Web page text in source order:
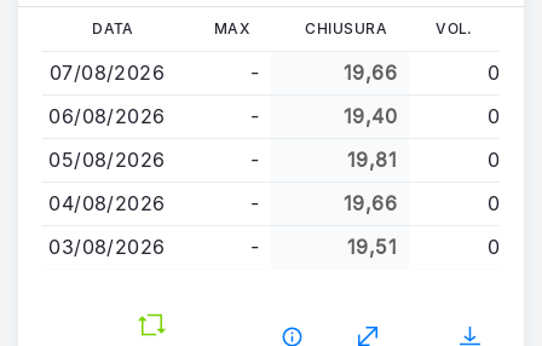
contenuto
principale
DATA MAX CHIUSURA VOL.
07/08/2026 - 19,66
0
06/08/2026
- 19,40
0
05/08/2026
- 19,81
0
04/08/2026
- 19,66
0
03/08/2026
- 19,51 0